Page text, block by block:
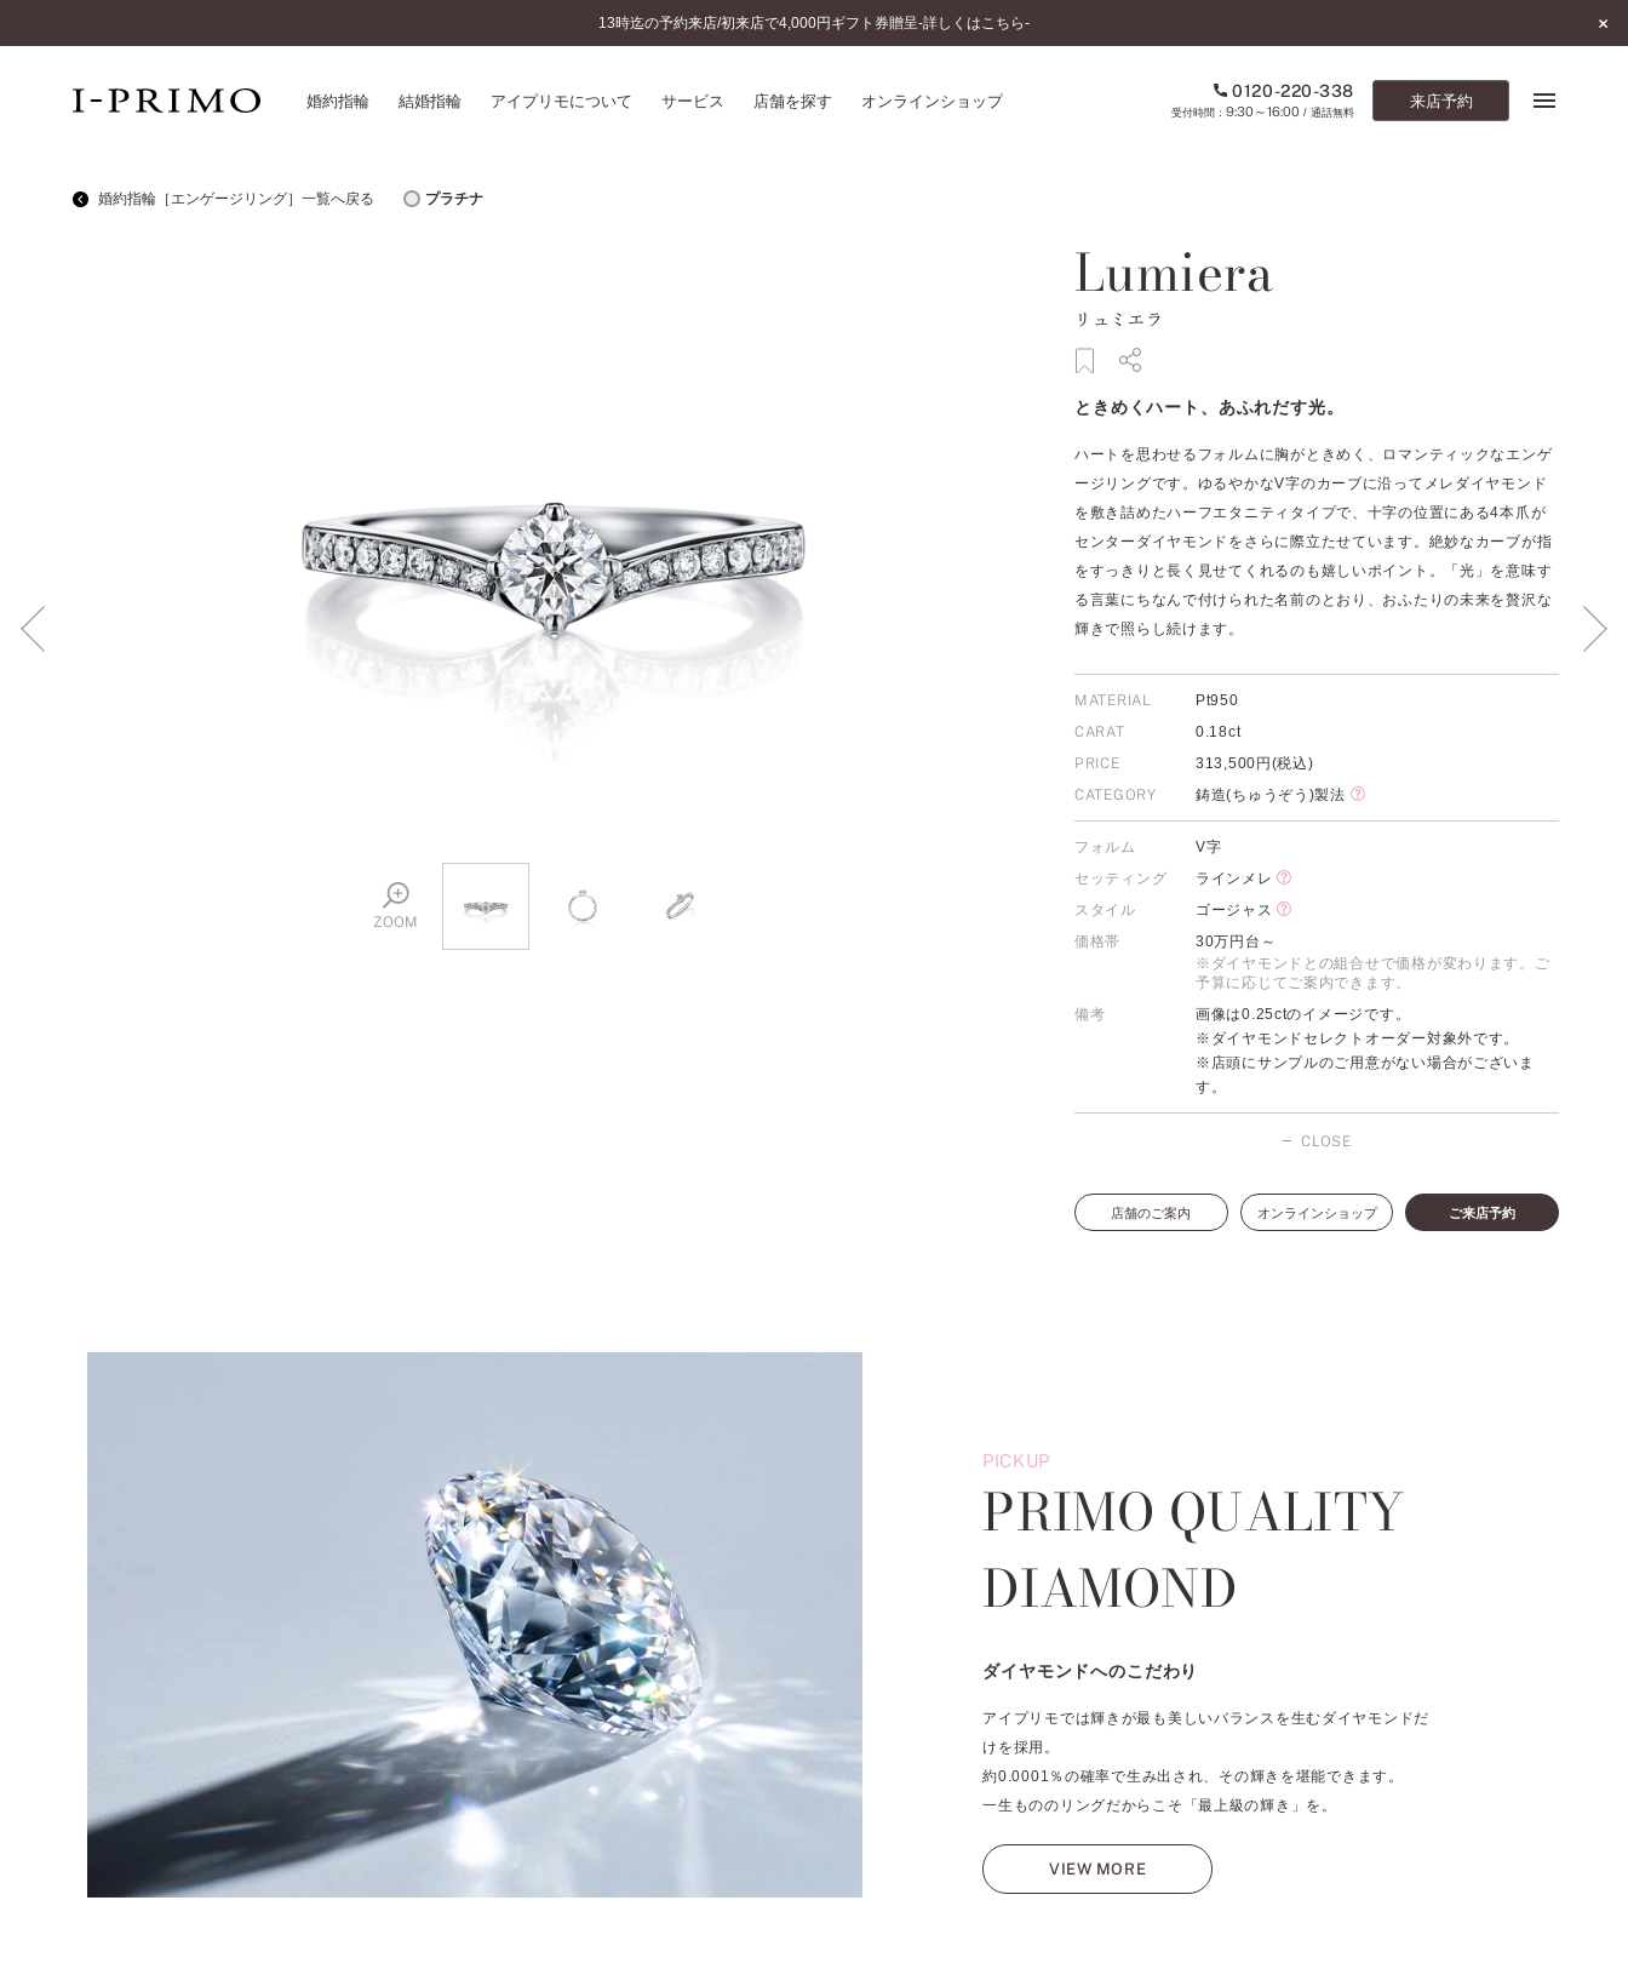
13時迄の予約来店/初来店で4,000円ギフト券贈呈-詳しくはこちら-
婚約指輪 結婚指輪 アイプリモについて サービス 店舗を探す オンラインショップ 0120-220-338
9:30～16:00/ 通話無料
来店予約
ダイヤモンドシェイプコレクション
ペールブラウンゴールド
ご購入方法・仕上げ日数
プロミスダイヤモンド&バースストー
ン
ブライダルアイテム
ONLINE SHOP
0120-220-338
カタログ請求
お問い合わせ
婚約指輪［エンゲージリング］一覧へ戻る プラチナ
ZOOM
Lumiera
リュミエラ
ときめくハート、あふれだす光。
ハートを思わせるフォルムに胸がときめく、ロマンティックなエンゲ
ージリングです。ゆるやかなV字のカーブに沿ってメレダイヤモンド
を敷き詰めたハーフエタニティタイプで、十字の位置にある4本爪が
センターダイヤモンドをさらに際立たせています。絶妙なカーブが指
をすっきりと長く見せてくれるのも嬉しいポイント。「光」を意味す
る言葉にちなんで付けられた名前のとおり、おふたりの未来を贅沢な
輝きで照らし続けます。
MATERIAL
Pt950
CARAT
0.18ct
PRICE
313,500円(税込)
CATEGORY
鋳造(ちゅうぞう)製法
フォルム
V字
セッティング
ラインメレ
スタイル
ゴージャス
価格帯
30万円台～
※ダイヤモンドとの組合せで価格が変わります。ご
予算に応じてご案内できます。
備考
画像は0.25ctのイメージです。
※ダイヤモンドセレクトオーダー対象外です。
※店頭にサンプルのご用意がない場合がございま
す。
CLOSE
店舗のご案内 オンラインショップ ご来店予約
PICKUP
PRIMO QUALITY
DIAMOND
ダイヤモンドへのこだわり
アイプリモでは輝きが最も美しいバランスを生むダイヤモンドだ
けを採用。
約0.0001％の確率で生み出され、その輝きを堪能できます。
一生もののリングだからこそ「最上級の輝き」を。
VIEW MORE